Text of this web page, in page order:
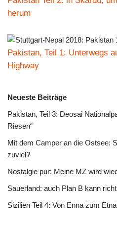
herum
Pakistan, Teil 1: Unterwegs
Highway
Neueste Beiträge
Pakistan, Teil 3: Deosai
Riesen“
Mit dem Camper an die Ostsee:
zuviel?
Nostalgie pur: Meine MZ wird
Sauerland: auch Plan B kann
Sizilien Teil 4: Von Enna zum